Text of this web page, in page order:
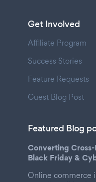
Get Involved
Affiliate Program
Success Stories
Feature Requests
Guest Blog Post
Featured Blog
Converting
Black Friday &
Online commerce